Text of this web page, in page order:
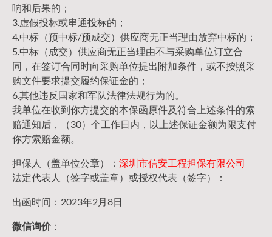
响和后果的；
3.虚假投标或串通投标的；
4.中标（预中标/预成交）供应商无正当理由放弃中标的；
5.中标（成交）供应商无正当理由不与采购单位订立合
同，在签订合同时向采购单位提出附加条件，或不按照采
购文件要求提交履约保证金的；
6.其他违反国家和军队法律法规行为的。
我单位在收到你方提交的本保函原件及符合上述条件的索
赔通知后，（30）个工作日内，以上述保证金额为限支付
你方索赔金额。
担保人（盖单位公章）： 深圳市信安工程担保有限公司
法定代表人（签字或盖章）或授权代表（签字）：
出函时间：2023年2月8日
微信询价：